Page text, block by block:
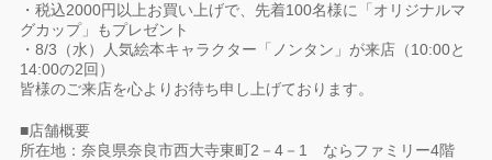
・税込2000円以上お買い上げで、先着100名様に「オリジナルマ
グカップ」もプレゼント
・8/3（水）人気絵本キャラクター「ノンタン」が来店（10:00と
14:00の2回）
皆様のご来店を心よりお待ち申し上げております。
■店舗概要
所在地：奈良県奈良市西大寺東町2－4－1 ならファミリー4階